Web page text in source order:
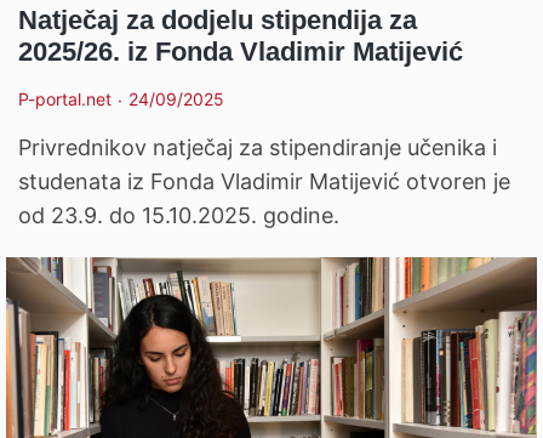
Natječaj za dodjelu stipendija za
2025/26. iz Fonda Vladimir Matijević
P-portal.net 24/09/2025
Privrednikov natječaj za stipendiranje učenika i
studenata iz Fonda Vladimir Matijević otvoren je
od 23.9. do 15.10.2025. godine.